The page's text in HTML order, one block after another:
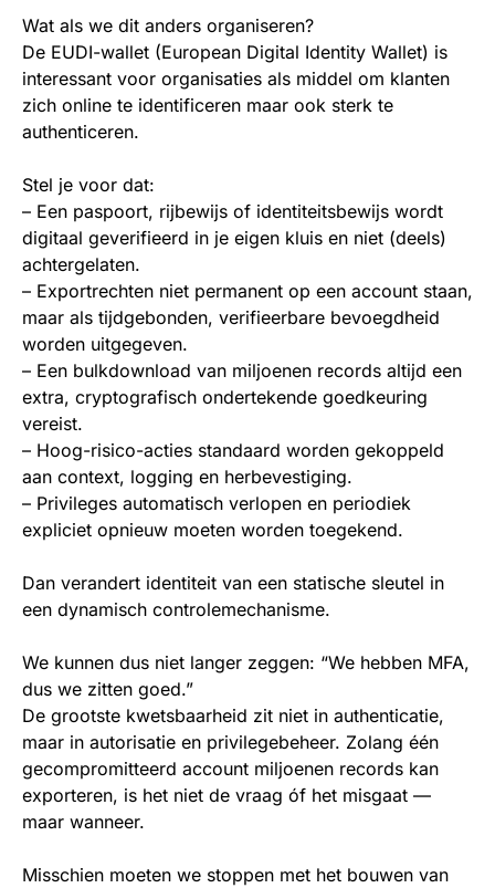
Wat als we dit anders organiseren?
De EUDI-wallet (European Digital Identity Wallet) is
interessant voor organisaties als middel om klanten
zich online te identificeren maar ook sterk te
authenticeren.
Stel je voor dat:
– Een paspoort, rijbewijs of identiteitsbewijs wordt
digitaal geverifieerd in je eigen kluis en niet (deels)
achtergelaten.
– Exportrechten niet permanent op een account staan,
maar als tijdgebonden, verifieerbare bevoegdheid
worden uitgegeven.
– Een bulkdownload van miljoenen records altijd een
extra, cryptografisch ondertekende goedkeuring
vereist.
– Hoog-risico-acties standaard worden gekoppeld
aan context, logging en herbevestiging.
– Privileges automatisch verlopen en periodiek
expliciet opnieuw moeten worden toegekend.
Dan verandert identiteit van een statische sleutel in
een dynamisch controlemechanisme.
We kunnen dus niet langer zeggen: “We hebben MFA,
dus we zitten goed.”
De grootste kwetsbaarheid zit niet in authenticatie,
maar in autorisatie en privilegebeheer. Zolang één
gecompromitteerd account miljoenen records kan
exporteren, is het niet de vraag óf het misgaat —
maar wanneer.
Misschien moeten we stoppen met het bouwen van